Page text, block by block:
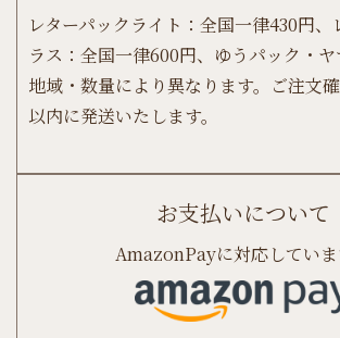
レターパックライト：全国一律430円、
ラス：全国一律600円、ゆうパック・
地域・数量により異なります。ご注文
以内に発送いたします。
お支払いについて
AmazonPayに対応していま